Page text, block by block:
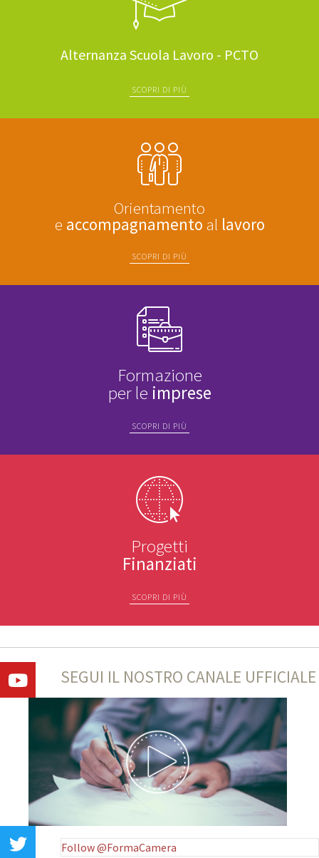
Alternanza Scuola Lavoro - PCTO
SCOPRI DI PIÙ
Orientamento
e accompagnamento al lavoro
SCOPRI DI PIÙ
Formazione
per le imprese
SCOPRI DI PIÙ
Progetti
Finanziati
SCOPRI DI PIÙ
SEGUI IL NOSTRO CANALE UFFICIALE
Follow @FormaCamera